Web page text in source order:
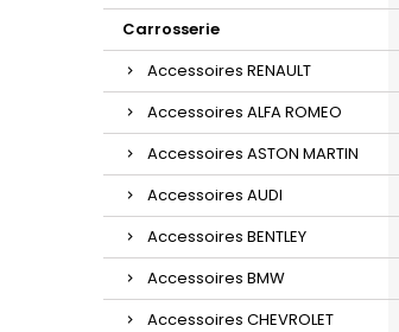
Carrosserie
Accessoires RENAULT
Accessoires ALFA ROMEO
Accessoires ASTON MARTIN
Accessoires AUDI
Accessoires BENTLEY
Accessoires BMW
Accessoires CHEVROLET